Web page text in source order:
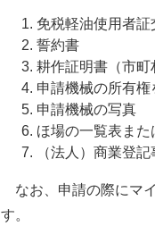
免税軽油使用者証
誓約書
耕作証明書（市町
申請機械の所有権
申請機械の写真
ほ場の一覧表また
（法人）商業登
なお、申請の際にマ
す。